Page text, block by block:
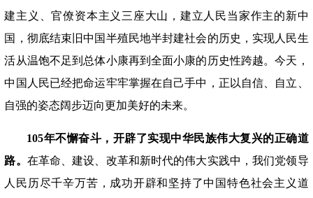
建主义、官僚资本主义三座大山，建立人民当家作主的新中
国，彻底结束旧中国半殖民地半封建社会的历史，实现人民生
活从温饱不足到总体小康再到全面小康的历史性跨越。今天，
中国人民已经把命运牢牢掌握在自己手中，正以自信、自立、
自强的姿态阔步迈向更加美好的未来。
105年不懈奋斗，开辟了实现中华民族伟大复兴的正确道
路。 在革命、建设、改革和新时代的伟大实践中，我们党领导
人民历尽千辛万苦，成功开辟和坚持了中国特色社会主义道